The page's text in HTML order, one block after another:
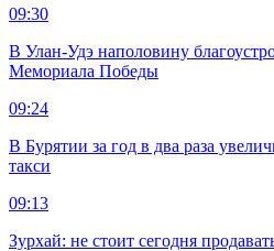
09:30
В Улан-Удэ наполовину
Мемориала Победы
09:24
В Бурятии за год в два раза
такси
09:13
Зурхай: не стоит сегодня